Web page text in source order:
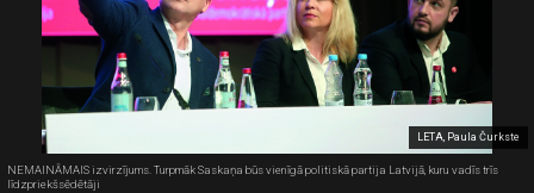
LETA, Paula Čurkste
NEMAINĀMAIS izvirzījums. Turpmāk Saskaņa būs vienīgā politiskā partija Latvijā, kuru vadīs trīs
līdzpriekšsēdētāji